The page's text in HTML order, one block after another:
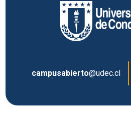
campusabierto@udec.cl